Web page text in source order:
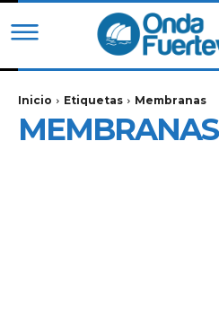
Inicio Etiquetas Membranas
MEMBRANAS